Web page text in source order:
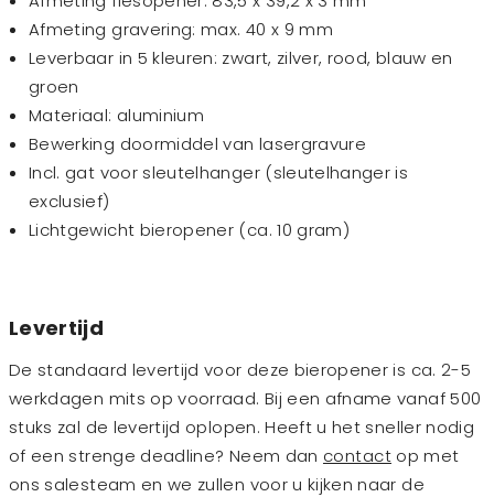
Afmeting gravering: max. 40 x 9 mm
Leverbaar in 5 kleuren: zwart, zilver, rood, blauw en
groen
Materiaal: aluminium
Bewerking doormiddel van lasergravure
Incl. gat voor sleutelhanger (sleutelhanger is
exclusief)
Lichtgewicht bieropener (ca. 10 gram)
Levertijd
De standaard levertijd voor deze bieropener is ca. 2-5
werkdagen mits op voorraad. Bij een afname vanaf 500
stuks zal de levertijd oplopen. Heeft u het sneller nodig
of een strenge deadline? Neem dan contactop met
ons salesteam en we zullen voor u kijken naar de